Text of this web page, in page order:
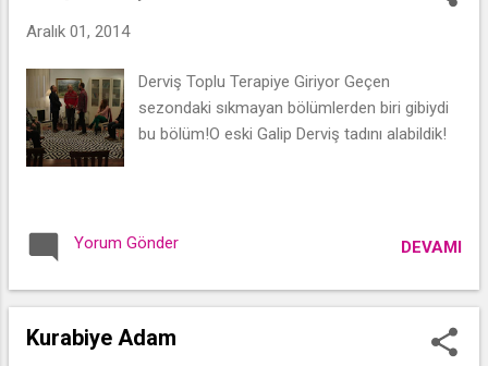
Aralık 01, 2014
Derviş Toplu Terapiye Giriyor Geçen
sezondaki sıkmayan bölümlerden biri gibiydi
bu bölüm!O eski Galip Derviş tadını alabildik!
Yorum Gönder DEVAMI
Kurabiye Adam